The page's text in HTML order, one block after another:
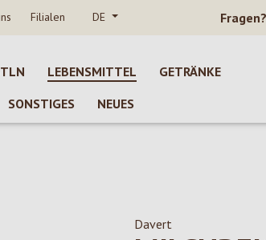
Filialen DE Fragen?
LEBENSMITTEL
GETRÄNKE
SONSTIGES NEUES
Davert